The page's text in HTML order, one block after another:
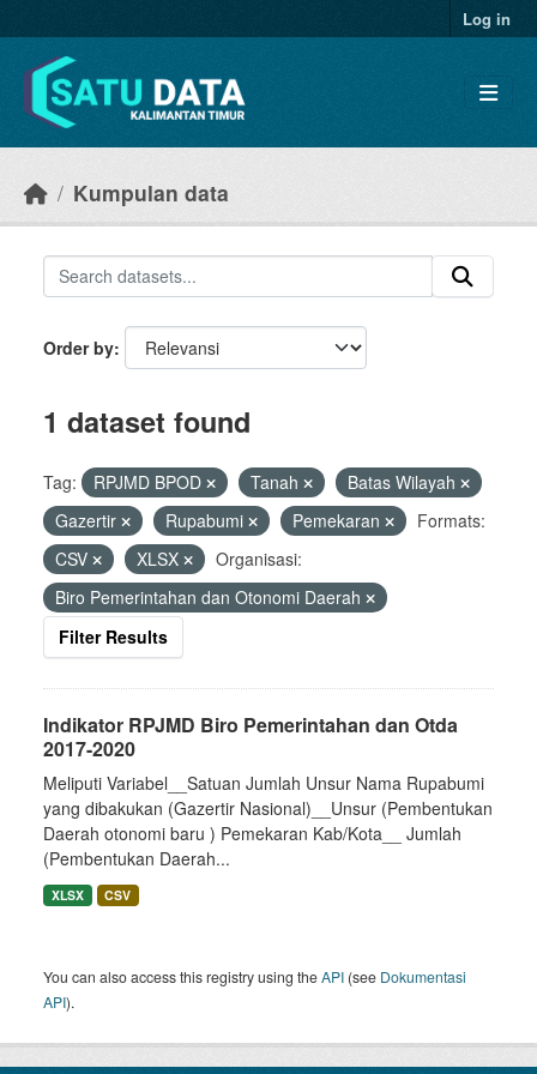
Log in
Kumpulan data
Order by
1 dataset found
Tag: RPJMD BPOD Tanah
Batas Wilayah
Gazertir
Rupabumi Pemekaran
Formats:
CSV
XLSX
Organisasi:
Biro Pemerintahan dan Otonomi Daerah
Filter Results
Indikator RPJMD Biro Pemerintahan dan Otda
2017-2020
Meliputi Variabel__Satuan Jumlah Unsur Nama Rupabumi
yang dibakukan (Gazertir Nasional)__Unsur (Pembentukan
Daerah otonomi baru ) Pemekaran Kab/Kota__ Jumlah
(Pembentukan Daerah...
XLSX CSV
You can also access this registry using theAPI (see Dokumentasi
API).